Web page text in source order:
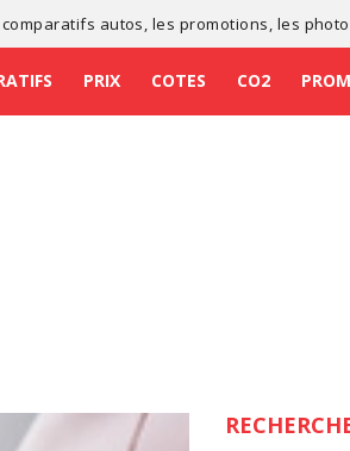
comparatifs autos , les promotions , les
PRIX COTES CO2